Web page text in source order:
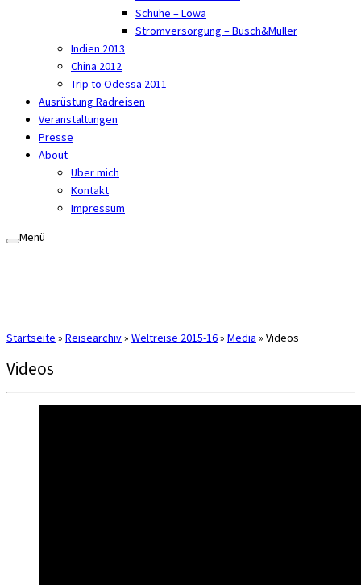
Schuhe – Lowa
Stromversorgung – Busch&Müller
Indien 2013
China 2012
Trip to Odessa 2011
Ausrüstung Radreisen
Veranstaltungen
Presse
About
Über mich
Kontakt
Impressum
Menü
Startseite » Reisearchiv» Weltreise 2015-16» Media » Videos
Videos